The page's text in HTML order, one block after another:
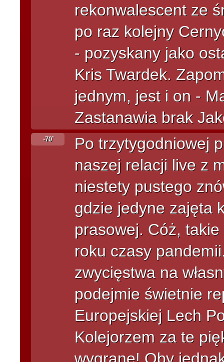
rekonwalescent ze
po raz kolejny
- pozyskany jako
Kris Twardek.
jednym, jest i on -
Zastanawia brak
-70`
Po trzytygodniowej
naszej relacji live z
niestety pustego
gdzie jedyne zajęta
prasowej. Cóż,
roku czasy
zwycięstwa na
podejmie świetnie
Europejskiej Lech
Kolejorzem za te